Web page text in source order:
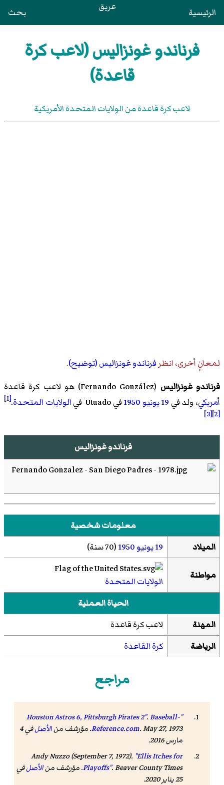
الرئيسية عريق بحث
فرناندو غونزاليس (لاعب كرة
قاعدة)
لاعب كرة قاعدة من الولايات المتحدة الأمريكية
لمعانٍ أخرى، انظر فرناندو غونزاليس (توضيح).
فرناندو غونزاليس (
Fernando González)‏ هو لاعب كرة قاعدة
أمريكي، ولد في 19 يونيو 1950في Utuado في الولايات المتحدة.
[1]
[2]
[3]
فرناندو غونزاليس
معلومات شخصية
الميلاد
19 يونيو 1950(70 سنة)
مواطنة
الولايات المتحدة
الحياة العملية
المهنة
لاعب كرة قاعدة
الرياضة
كرة القاعدة
مراجع
"Houston Astros 6, Pittsburgh Pirates 2"
.Baseball-
Reference.com. May 27, 1973. مؤرشف من الأصل
في 4
مارس 2016.
Andy Nuzzo (September 7, 1972). "Ellis Itches for
Playoffs".Beaver County Times . مؤرشف منالأصلفي
25 يناير 2020.